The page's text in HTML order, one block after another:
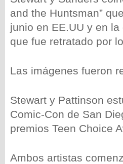
and the Huntsman”
junio en EE.UU y en
que fue retratado por
Las imágenes fueron
Stewart y Pattinson
Comic-Con de San
premios Teen Choice
Ambos artistas